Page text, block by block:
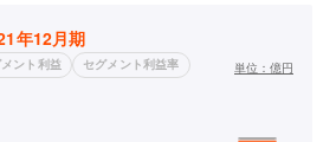
年12月期
メント利益 セグメント利益率 単位： 億円